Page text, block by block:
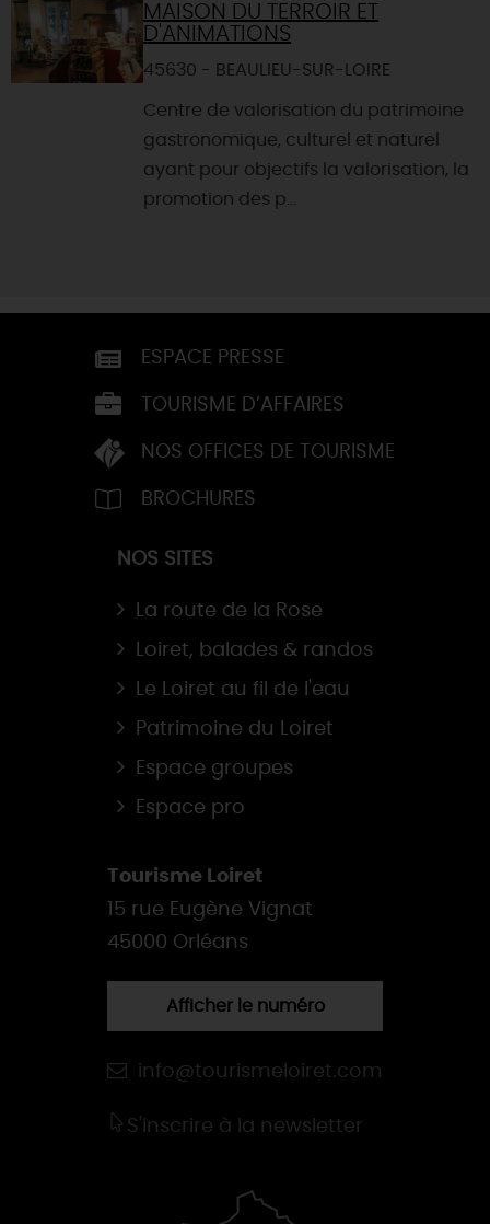
MAISON DU TERROIR ET
D'ANIMATIONS
45630 - BEAULIEU-SUR-LOIRE
Centre de valorisation du patrimoine
gastronomique, culturel et naturel
ayant pour objectifs la valorisation, la
promotion des p...
ESPACE PRESSE
TOURISME D’AFFAIRES
NOS OFFICES DE TOURISME
BROCHURES
NOS SITES
La route de la Rose
Loiret, balades & randos
Le Loiret au fil de l'eau
Patrimoine du Loiret
Espace groupes
Espace pro
Tourisme Loiret
15 rue Eugène Vignat
45000 Orléans
Afficher le numéro
info@tourismeloiret.com
S'inscrire à la newsletter